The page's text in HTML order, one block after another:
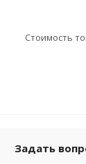
Стоимость
Задать